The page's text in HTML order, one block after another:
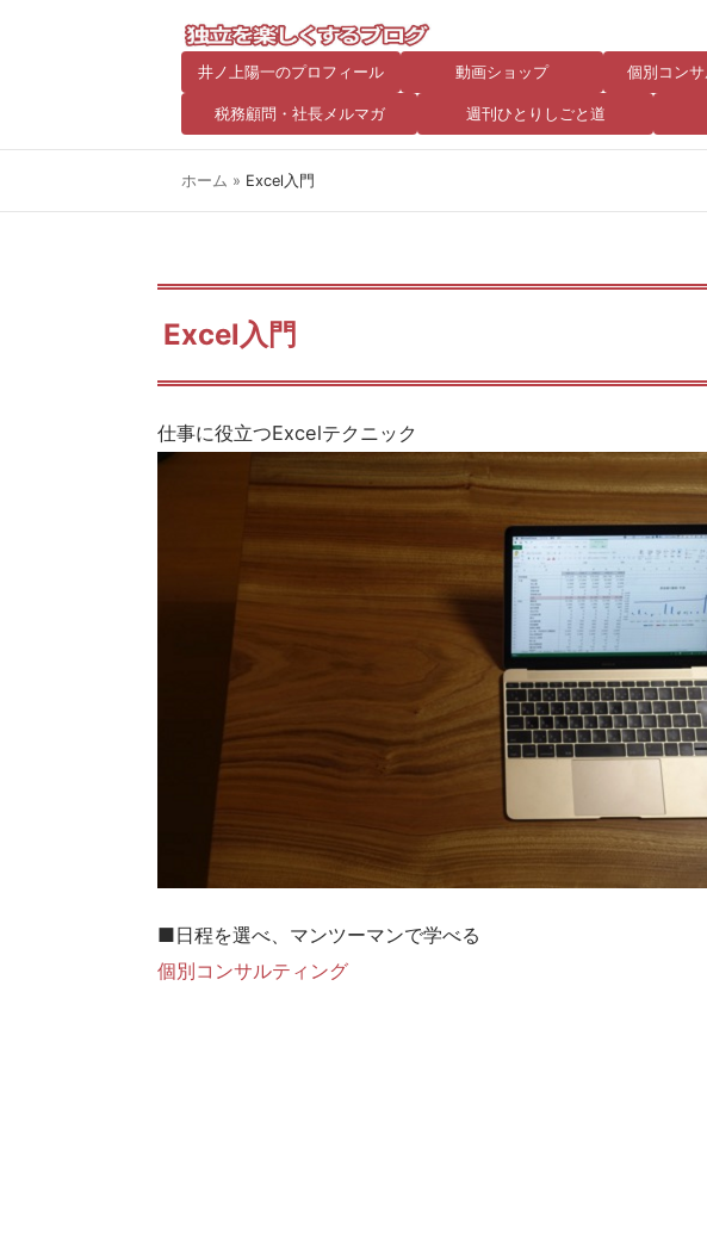
井ノ上陽一のプロフィール 動画ショップ 個別コン
税務顧問・社長メルマガ 週刊ひとりしごと道
ホーム » Excel入門
Excel入門
仕事に役立つExcelテクニック
■日程を選べ、マンツーマンで学べる
個別コンサルティング